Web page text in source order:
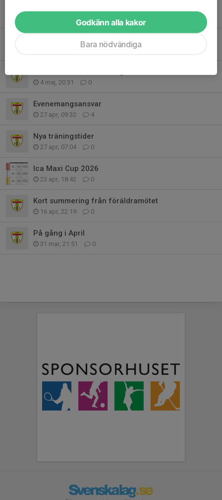
2
4 maj, 20:31 0
Evenemangsansvar
27 apr, 09:32 4
Nya träningstider
27 apr, 07:04 0
Ica Maxi Cup 2026
23 apr, 18:42 0
Kort summering från föräldramötet
16 apr, 22:19 0
På gång i April
31 mar, 21:51 0
Godkänn alla kakor
Bara nödvändiga